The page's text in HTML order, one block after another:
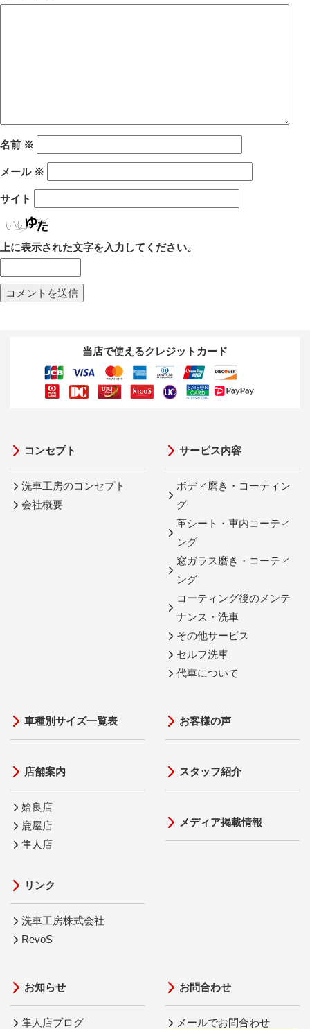
名前 ※
メール ※
サイト
上に表示された文字を入力してください。
当店で使えるクレジットカード
コンセプト
洗車工房のコンセプト
会社概要
サービス内容
ボディ磨き・コーティン
グ
革シート・車内コーティ
ング
窓ガラス磨き・コーティ
ング
コーティング後のメンテ
ナンス・洗車
その他サービス
セルフ洗車
代車について
車種別サイズ一覧表
店舗案内
姶良店
鹿屋店
隼人店
リンク
洗車工房株式会社
RevoS
お客様の声
スタッフ紹介
メディア掲載情報
お知らせ
隼人店ブログ
お問合わせ
メールでお問合わせ